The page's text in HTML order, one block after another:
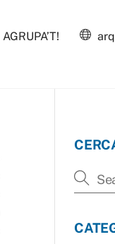
AGRUPA’T!